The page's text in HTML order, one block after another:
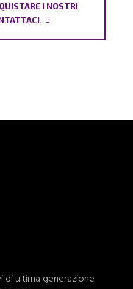
I NOSTRI
di ultima generazione